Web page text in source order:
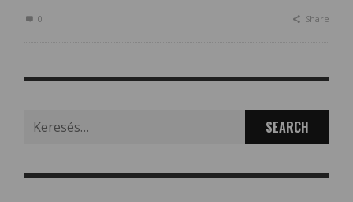
0 Share